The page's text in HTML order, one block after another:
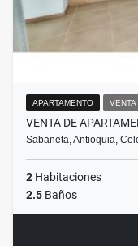
APARTAMENTO VENTA
VENTA DE
Sabaneta, Antioquia,
2 Habitaciones
2.5 Baños